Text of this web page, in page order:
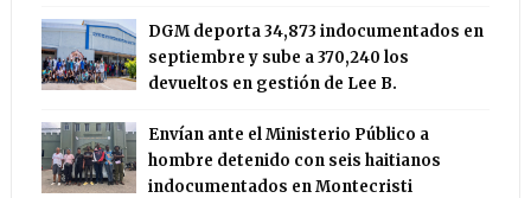
DGM deporta 34,873 indocumentados en
septiembre y sube a 370,240 los
devueltos en gestión de Lee B.
Envían ante el Ministerio Público a
hombre detenido con seis haitianos
indocumentados en Montecristi